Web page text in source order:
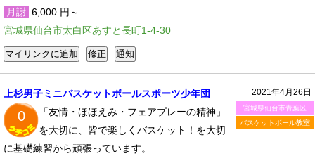
月謝 6,000 円～
宮城県仙台市太白区あすと長町1-4-30
2021年4月26日
宮城県仙台市青葉区
バスケットボール教室
上杉男子ミニバスケットボールスポーツ少年団
0
「友情・ほほえみ・フェアプレーの精神」
を大切に、皆で楽しくバスケット！を大切
に基礎練習から頑張っています。